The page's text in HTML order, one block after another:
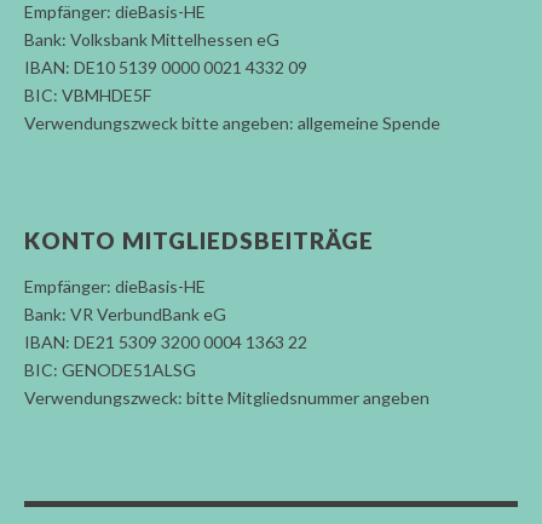
Empfänger: dieBasis-HE
Bank: Volksbank Mittelhessen eG
IBAN: DE10 5139 0000 0021 4332 09
BIC: VBMHDE5F
Verwendungszweck bitte angeben: allgemeine Spende
KONTO MITGLIEDSBEITRÄGE
Empfänger: dieBasis-HE
Bank: VR VerbundBank eG
IBAN: DE21 5309 3200 0004 1363 22
BIC: GENODE51ALSG
Verwendungszweck: bitte Mitgliedsnummer angeben